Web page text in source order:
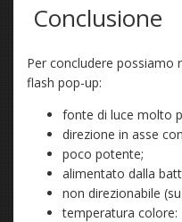
Conclusione
Per concludere possiamo
flash pop-up:
fonte di luce molto
direzione in asse
poco potente;
alimentato dalla
non direzionabile
temperatura colore: